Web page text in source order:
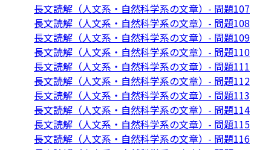
長文読解（人文系・自然科学系の文章）- 問題107
長文読解（人文系・自然科学系の文章）- 問題108
長文読解（人文系・自然科学系の文章）- 問題109
長文読解（人文系・自然科学系の文章）- 問題110
長文読解（人文系・自然科学系の文章）- 問題111
長文読解（人文系・自然科学系の文章）- 問題112
長文読解（人文系・自然科学系の文章）- 問題113
長文読解（人文系・自然科学系の文章）- 問題114
長文読解（人文系・自然科学系の文章）- 問題115
長文読解（人文系・自然科学系の文章）- 問題116